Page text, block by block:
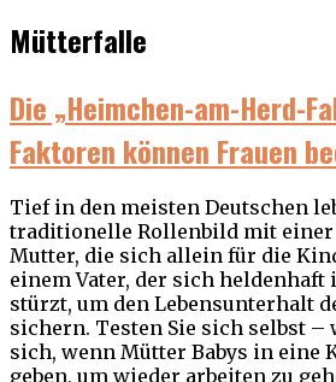
Mütterfalle
Die „Heimchen-am-Herd-
Faktoren können Frauen
Tief in den meisten Deutschen
traditionelle Rollenbild mit
Mutter, die sich allein für die
einem Vater, der sich heldenhaft
stürzt, um den Lebensunterhalt
sichern. Testen Sie sich selbst –
sich, wenn Mütter Babys in eine
geben, um wieder arbeiten zu